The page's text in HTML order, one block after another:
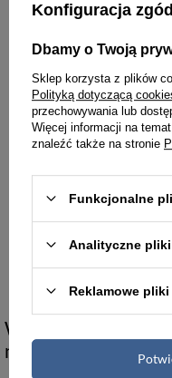
1 675,00 zł
Walizki męskie
nowoczesnego
Konfiguracja zgód
Dbamy o Twoją
Sklep korzysta z plików
Polityką dotyczącą
przechowywania lub
Więcej informacji na
znaleźć także na stronie
Funkcjonalne
Analityczne
Reklamowe